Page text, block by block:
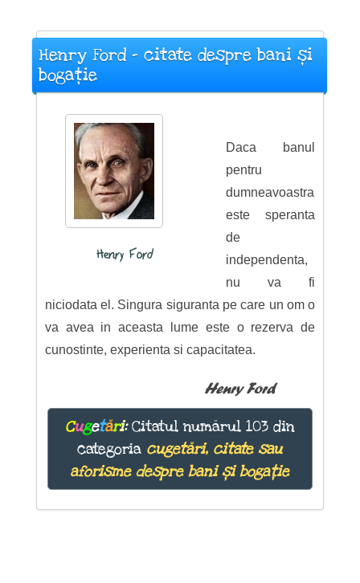
Henry Ford - citate despre bani și
bogație
Henry Ford
Daca banul
pentru
dumneavoastra
este speranta
de
independenta,
nu va fi
niciodata el. Singura siguranta pe care un om o
va avea in aceasta lume este o rezerva de
cunostinte, experienta si capacitatea.
Henry Ford
Cugetări:Citatul numărul 103 din
categoria cugetări, citate sau
aforisme despre bani și bogație